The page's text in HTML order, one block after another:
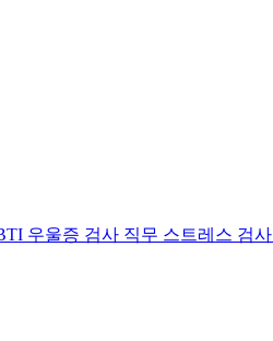
우울증 검사 직무 스트레스 검사